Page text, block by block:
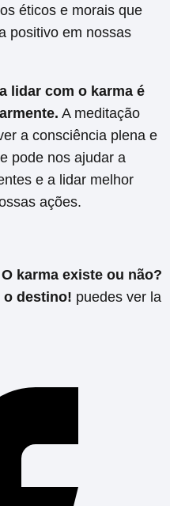
éticos e morais que
positivo em nossas
lidar com o karma é
A meditação
a consciência plena e
pode nos ajudar a
e a lidar melhor
ações.
O karma existe ou não?
o destino! puedes ver la